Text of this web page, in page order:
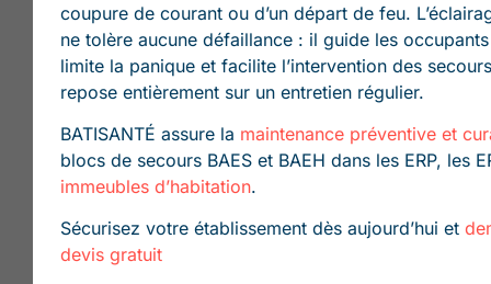
coupure de courant ou d’un départ de feu.
ne tolère aucune défaillance : il guide les
limite la panique et facilite l’intervention des
repose entièrement sur un entretien régulier.
BATISANTÉ assure la maintenance préventive et
blocs de secours BAES et BAEH dans les ERP, les
immeubles d’habitation.
Sécurisez votre établissement dès aujourd’hui et
devis gratuit